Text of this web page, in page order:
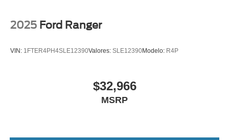
2025 Ford Ranger
VIN: 1FTER4PH4SLE12390Valores: SLE12390Modelo: R4P
$32,966
MSRP